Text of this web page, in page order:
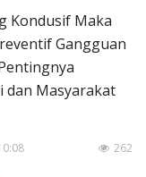
Kondusif Maka
Gangguan
dan Masyarakat
262